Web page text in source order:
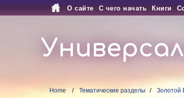
О сайте С чего начать Книги
Home Тематические разделы Золотой